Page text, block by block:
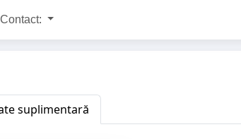
Contact:
suplimentară